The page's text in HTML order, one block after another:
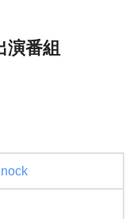
演番組